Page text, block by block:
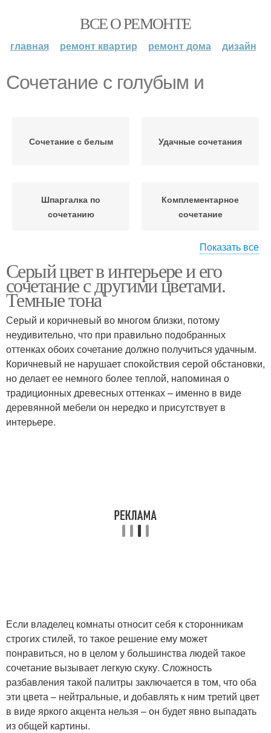
ВСЕ О РЕМОНТЕ
главная ремонт квартир ремонт дома дизайн
Сочетание с голубым и
Сочетание с белым Удачные сочетания
Шпаргалка по
сочетанию
Комплементарное
сочетание
Аналогичное сочетание
Раздельно-
комплиментарное
сочетание
Показать все
Серый цвет в интерьере и его
сочетание с другими цветами.
Темные тона
Серый и коричневый во многом близки, потому
неудивительно, что при правильно подобранных
оттенках обоих сочетание должно получиться удачным.
Коричневый не нарушает спокойствия серой обстановки,
но делает ее немного более теплой, напоминая о
традиционных древесных оттенках – именно в виде
деревянной мебели он нередко и присутствует в
интерьере.
Если владелец комнаты относит себя к сторонникам
строгих стилей, то такое решение ему может
понравиться, но в целом у большинства людей такое
сочетание вызывает легкую скуку. Сложность
разбавления такой палитры заключается в том, что оба
эти цвета – нейтральные, и добавлять к ним третий цвет
в виде яркого акцента нельзя – он будет явно выпадать
из общей картины.